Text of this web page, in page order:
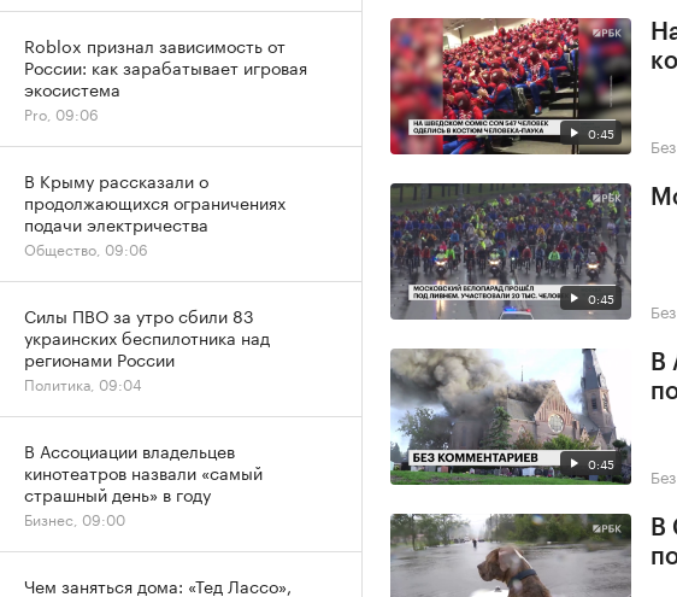
0:45
0:45
0:45
В
В
Roblox признал зависимость от
России: как зарабатывает игровая
экосистема
Pro, 09:06
В Крыму рассказали о
продолжающихся ограничениях
подачи электричества
Общество, 09:06
Силы ПВО за утро сбили 83
украинских беспилотника над
регионами России
Политика, 09:04
В Ассоциации владельцев
кинотеатров назвали «самый
страшный день» в году
Бизнес, 09:00
Чем заняться дома: «Тед Лассо»,